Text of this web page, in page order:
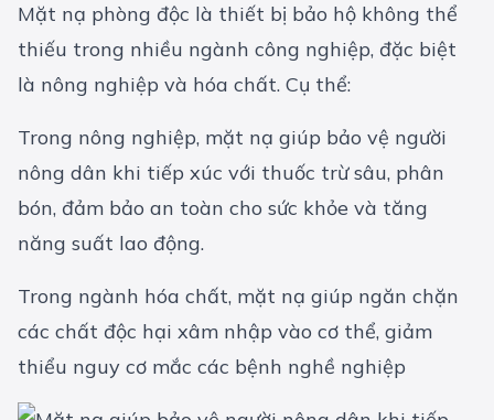
Mặt nạ phòng độc là thiết bị bảo hộ không thể
thiếu trong nhiều ngành công nghiệp, đặc biệt
là nông nghiệp và hóa chất. Cụ thể:
Trong nông nghiệp, mặt nạ giúp bảo vệ người
nông dân khi tiếp xúc với thuốc trừ sâu, phân
bón, đảm bảo an toàn cho sức khỏe và tăng
năng suất lao động.
Trong ngành hóa chất, mặt nạ giúp ngăn chặn
các chất độc hại xâm nhập vào cơ thể, giảm
thiểu nguy cơ mắc các bệnh nghề nghiệp